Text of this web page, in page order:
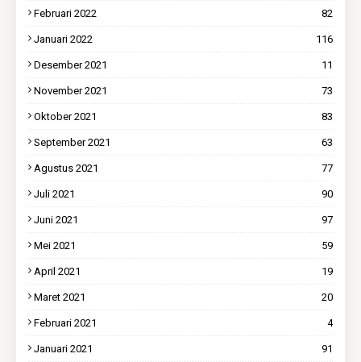
Februari 2022 82
Januari 2022 116
Desember 2021 11
November 2021 73
Oktober 2021 83
September 2021 63
Agustus 2021 77
Juli 2021 90
Juni 2021 97
Mei 2021 59
April 2021 19
Maret 2021 20
Februari 2021 4
Januari 2021 91